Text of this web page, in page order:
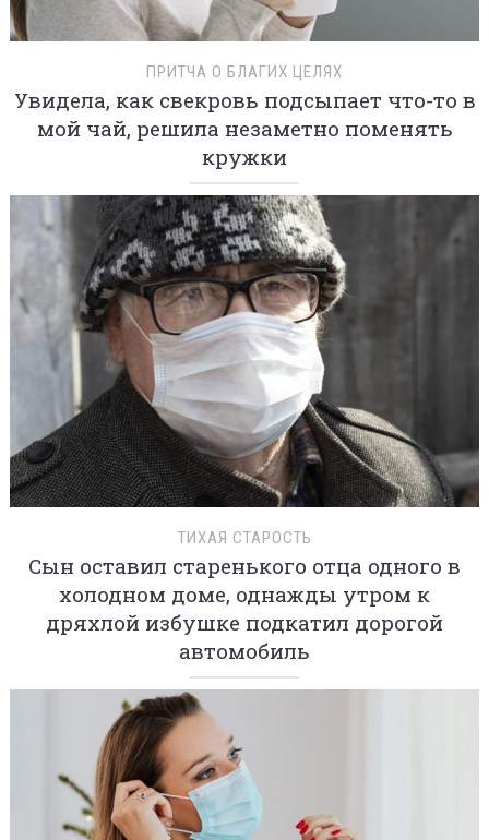
ПРИТЧА О БЛАГИХ ЦЕЛЯХ
Увидела, как свекровь подсыпает что-то в
мой чай, решила незаметно поменять
кружки
ТИХАЯ СТАРОСТЬ
Сын оставил старенького отца одного в
холодном доме, однажды утром к
дряхлой избушке подкатил дорогой
автомобиль